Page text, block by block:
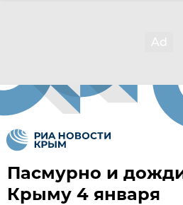
Пасмурно и
Крыму 4 января